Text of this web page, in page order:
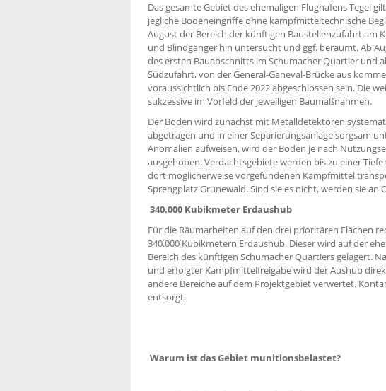
Das gesamte Gebiet des ehemaligen Flughafens Tegel
jegliche Bodeneingriffe ohne kampfmitteltechnische
August der Bereich der künftigen Baustellenzufahrt am
und Blindgänger hin untersucht und ggf. beräumt. Ab
des ersten Bauabschnitts im Schumacher Quartier und
Südzufahrt, von der General-Ganeval-Brücke aus
voraussichtlich bis Ende 2022 abgeschlossen sein. Die
sukzessive im Vorfeld der jeweiligen Baumaßnahmen.
Der Boden wird zunächst mit Metalldetektoren
abgetragen und in einer Separierungsanlage sorgsam
Anomalien aufweisen, wird der Boden je nach
ausgehoben. Verdachtsgebiete werden bis zu einer
dort möglicherweise vorgefundenen Kampfmittel
Sprengplatz Grunewald. Sind sie es nicht, werden sie
340.000 Kubikmeter Erdaushub
Für die Räumarbeiten auf den drei prioritären Flächen
340.000 Kubikmetern Erdaushub. Dieser wird auf der
Bereich des künftigen Schumacher Quartiers gelagert.
und erfolgter Kampfmittelfreigabe wird der Aushub
andere Bereiche auf dem Projektgebiet verwertet.
entsorgt.
Warum ist das Gebiet munitionsbelastet?